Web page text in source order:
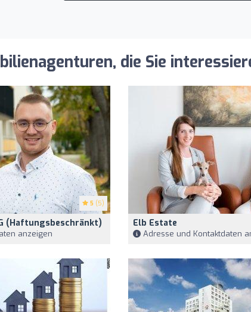
die Sie
5 (5)
(haftungsbeschränkt)
anzeigen
Elb Estate
Adresse und Kontaktdaten